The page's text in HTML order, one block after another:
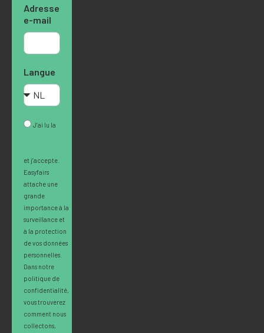
Adresse
e-mail
Langue
J’ai lu la
et j’accepte.
Easyfairs
attache une
grande
importance à la
surveillance et
à la protection
de vos données
personnelles.
Dans notre
politique de
confidentialité,
vous trouverez
comment nous
collectons,